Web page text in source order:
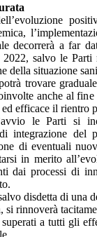
decorrerà a far
salvo le
della situazione
trovare
anche al
efficace il rientro
le Parti si
integrazione del
di eventuali
in merito
dai processi di
disdetta di una
si rinnoverà
superati a tutti gli